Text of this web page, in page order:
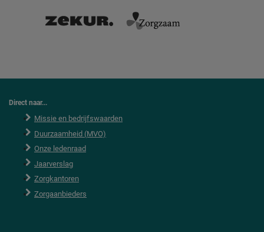
Direct naar...
Missie en bedrijfswaarden
Duurzaamheid (MVO)
Onze ledenraad
Jaarverslag
Zorgkantoren
Zorgaanbieders